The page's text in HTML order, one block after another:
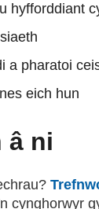
hyfforddiant
a pharatoi
eich hun
â ni
cynghorwyr